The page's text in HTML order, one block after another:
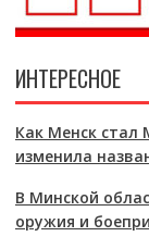
ИНТЕРЕСНОЕ
Как Менск стал
изменила
В Минской
оружия и